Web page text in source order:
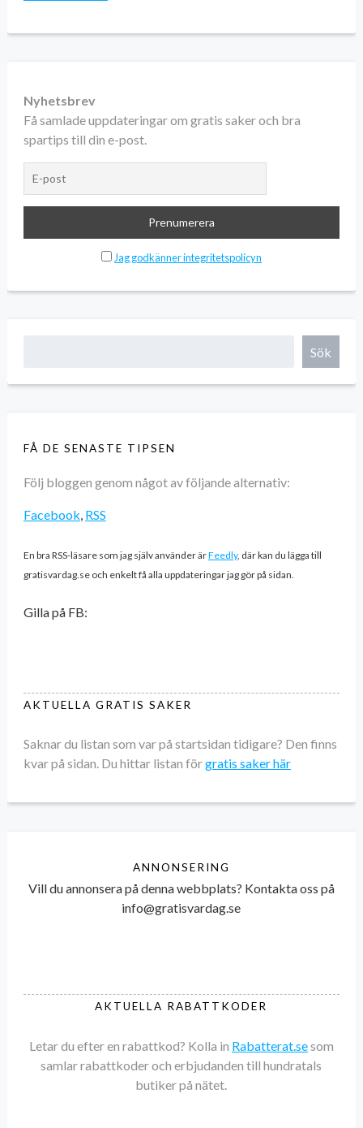
Nyhetsbrev
Få samlade uppdateringar om gratis saker och bra
spartips till din e-post.
Jag godkänner integritetspolicyn
Sök
FÅ DE SENASTE TIPSEN
Följ bloggen genom något av följande alternativ:
Facebook, RSS
En bra RSS-läsare som jag själv använder ärFeedly, där kan du lägga till
gratisvardag.se och enkelt få alla uppdateringar jag gör på sidan.
Gilla på FB:
AKTUELLA GRATIS SAKER
Saknar du listan som var på startsidan tidigare? Den finns
kvar på sidan. Du hittar listan förgratis saker här
ANNONSERING
Vill du annonsera på denna webbplats? Kontakta oss på
info@gratisvardag.se
AKTUELLA RABATTKODER
Letar du efter en rabattkod? Kolla in Rabatterat.sesom
samlar rabattkoder och erbjudanden till hundratals
butiker på nätet.